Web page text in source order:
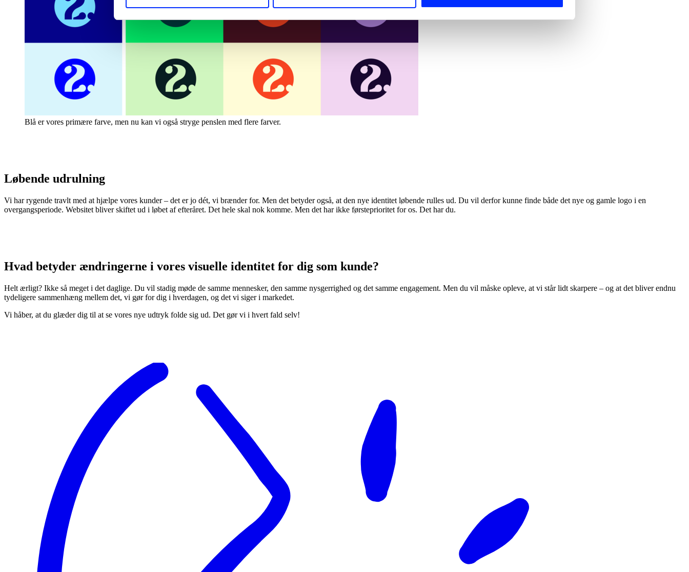
Blå er vores primære farve, men nu kan vi også stryge penslen med flere farver.
Løbende udrulning
Vi har rygende travlt med at hjælpe vores kunder – det er jo dét, vi brænder for. Men det betyder også, at den nye identitet løbende rulles ud. Du vil derfor kunne finde både det nye og gamle logo i en
overgangsperiode. Websitet bliver skiftet ud i løbet af efteråret. Det hele skal nok komme. Men det har ikke førsteprioritet for os. Det har du.
Hvad betyder ændringerne i vores visuelle identitet for dig som kunde?
Helt ærligt? Ikke så meget i det daglige. Du vil stadig møde de samme mennesker, den samme nysgerrighed og det samme engagement. Men du vil måske opleve, at vi står lidt skarpere – og at det bliver endnu
tydeligere sammenhæng mellem det, vi gør for dig i hverdagen, og det vi siger i markedet.
Vi håber, at du glæder dig til at se vores nye udtryk folde sig ud. Det gør vi i hvert fald selv!